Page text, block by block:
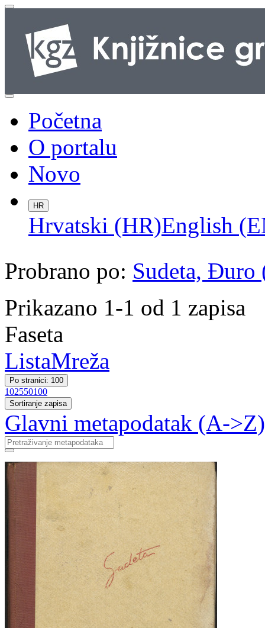
Početna
O portalu
Novo
HR
Hrvatski (HR)English
Probrano po: Sudeta, Đuro
Prikazano 1-1 od 1 zapisa
Faseta
ListaMreža
Po stranici: 100
102550100
Sortiranje zapisa
Glavni metapodatak (A->Z)